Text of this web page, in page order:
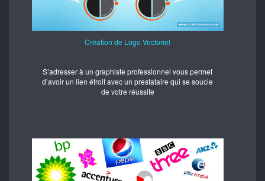
Création de Logo Vectoriel
S’adresser à un graphiste professionnel vous permet
d’avoir un lien étroit avec un prestataire qui se soucie
de votre réussite